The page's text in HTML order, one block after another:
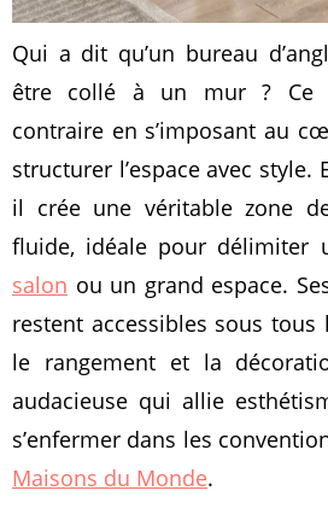
Qui a dit qu’un bureau
être collé à un mur ? Ce
contraire en s’imposant au
structurer l’espace avec style.
il crée une véritable zone
fluide, idéale pour délimiter
salon ou un grand espace.
restent accessibles sous tous
le rangement et la
audacieuse qui allie
s’enfermer dans les
Maisons du Monde.